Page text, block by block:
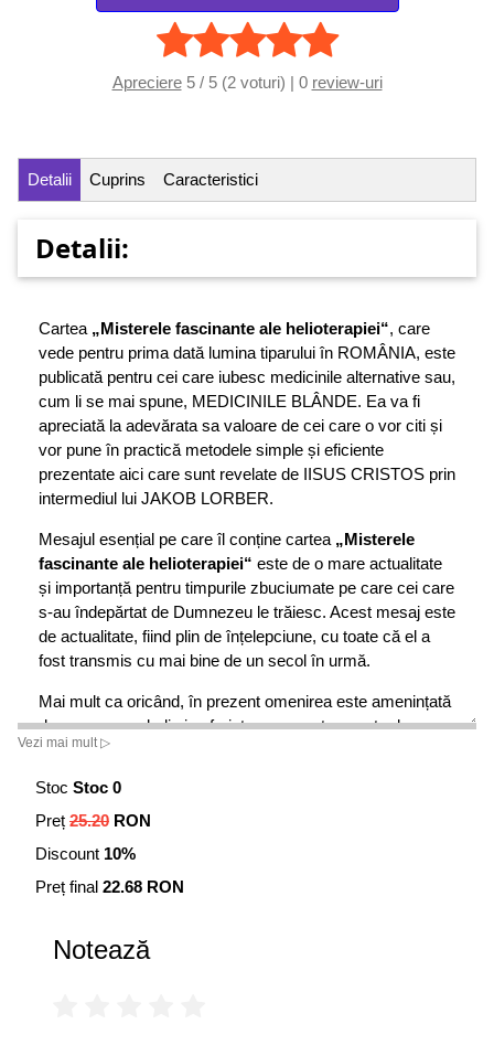
Apreciere5 / 5 (2 voturi) | 0 review-uri
Detalii Cuprins Caracteristici
Detalii:
Cartea „Misterele fascinante ale helioterapiei“, care
vede pentru prima dată lumina tiparului în ROMÂNIA, este
publicată pentru cei care iubesc medicinile alternative sau,
cum li se mai spune, MEDICINILE BLÂNDE. Ea va fi
apreciată la adevărata sa valoare de cei care o vor citi și
vor pune în practică metodele simple și eficiente
prezentate aici care sunt revelate de IISUS CRISTOS prin
intermediul lui JAKOB LORBER.
Mesajul esențial pe care îl conține cartea „Misterele
fascinante ale helioterapiei“ este de o mare actualitate
și importanță pentru timpurile zbuciumate pe care cei care
s-au îndepărtat de Dumnezeu le trăiesc. Acest mesaj este
de actualitate, fiind plin de înțelepciune, cu toate că el a
fost transmis cu mai bine de un secol în urmă.
Mai mult ca oricând, în prezent omenirea este amenințată
de numeroase boli și suferințe care sunt cauzate de
civilizația omului modern în care predomină tehnica
Preocupat aproape până la obsesie de lupta cotidiană
pentru subzistență, omul modern ignoră cel mai adesea
REZONANȚA cu puterile vindecătoare tainice ale naturii
privească cu dispreț sau cu o mare neîncredere medicina
Medicina alopată, după cum știm, s-a impus ca fiind
Vezi mai mult ▷
Stoc Stoc 0
Preț 25.20 RON
Discount 10%
Preț final 22.68 RON
Notează